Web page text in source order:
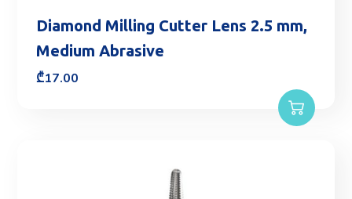
Diamond Milling Cutter Lens 2.5 mm,
Medium Abrasive
₾17.00